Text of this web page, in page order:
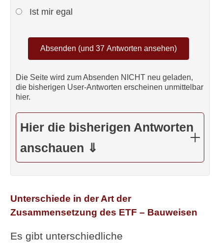
Ist mir egal
Die Seite wird zum Absenden NICHT neu geladen,
die bisherigen User-Antworten erscheinen unmittelbar
hier.
Hier die bisherigen Antworten
anschauen ⇓
Unterschiede in der Art der
Zusammensetzung des ETF – Bauweisen
Es gibt unterschiedliche